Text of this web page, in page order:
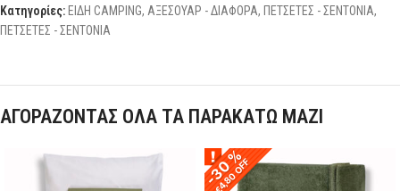
Κατηγορίες: ΕΙΔΗ CAMPING, ΑΞΕΣΟΥΑΡ - ΔΙΑΦΟΡΑ, ΠΕΤΣΕΤΕΣ - ΣΕΝΤΟΝΙΑ,
ΠΕΤΣΕΤΕΣ - ΣΕΝΤΟΝΙΑ
ΑΓΟΡΑΖΟΝΤΑΣ ΟΛΑ ΤΑ ΠΑΡΑΚΑΤΩ ΜΑΖΙ
€4,80 OFF
€4,80 OFF
-30 %
-30 %